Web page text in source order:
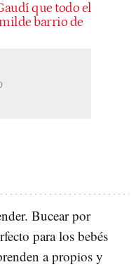
que todo el
barrio de
Bucear por
para los bebés
a propios y